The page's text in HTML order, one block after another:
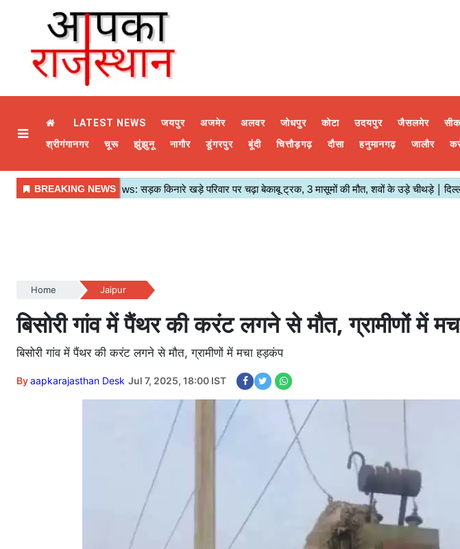
LATEST NEWS जयपुर अजमेर अलवर जोधपुर कोटा उदयपुर जैसलमेर
श्रीगंगानगर
चूरू झुंझुनू नागौर डूंगरपुर बूंदी चित्तौड़गढ़ दौसा हनुमानगढ़ जालौर
Home Jaipur
बिसोरी गांव में पैंथर की करंट लगने से मौत, ग्रामीणों में
बिसोरी गांव में पैंथर की करंट लगने से मौत, ग्रामीणों में मचा हड़कंप
Byaapkarajasthan Desk Jul 7, 2025, 18:00 IST